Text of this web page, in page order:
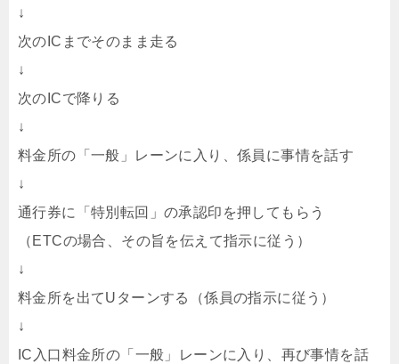
↓
次のICまでそのまま走る
↓
次のICで降りる
↓
料金所の「一般」レーンに入り、係員に事情を話す
↓
通行券に「特別転回」の承認印を押してもらう
（ETCの場合、その旨を伝えて指示に従う）
↓
料金所を出てUターンする（係員の指示に従う）
↓
IC入口料金所の「一般」レーンに入り、再び事情を話